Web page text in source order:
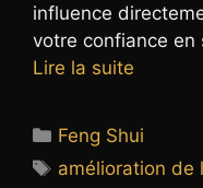
influence
votre confiance
Lire la suite
Catégories
Feng Shui
Étiquettes
amélioration de